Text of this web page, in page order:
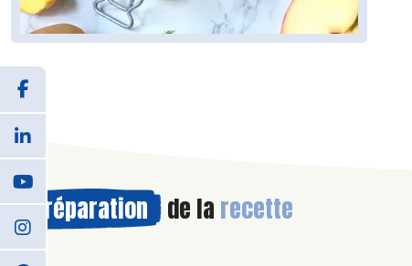
Préparation de la recette